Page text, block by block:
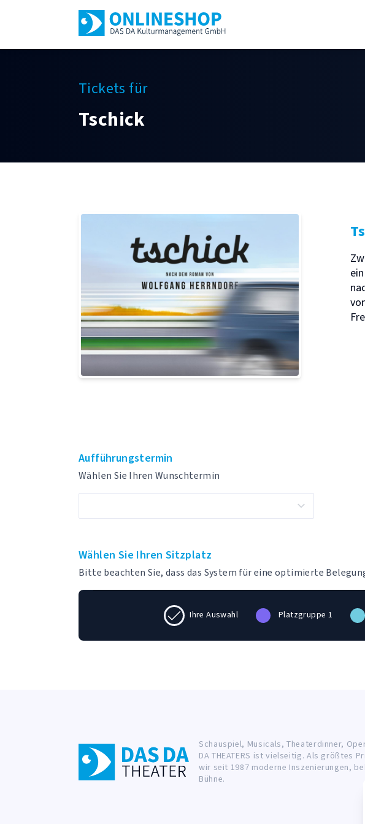
Tickets für
Tschick
Aufführungstermin
Wählen Sie Ihren Wunschtermin
Wählen Sie Ihren Sitzplatz
Bitte beachten Sie, dass das System für eine optimierte
Ihre Auswahl Platzgruppe 1
Schauspiel, Musicals, Theaterdinner,
DA THEATERS ist vielseitig. Als größtes
wir seit 1987 moderne Inszenierungen,
Bühne.